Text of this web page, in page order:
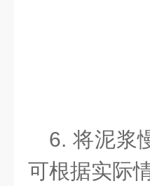
6. 将泥浆
可根据实际